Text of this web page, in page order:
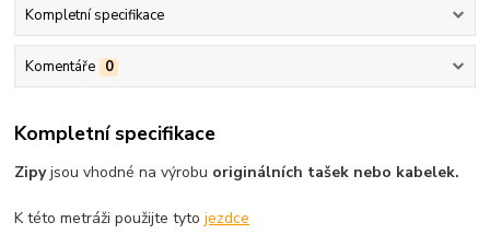
Kompletní specifikace
Komentáře 0
Kompletní specifikace
Zipyjsou vhodné na výrobu originálních tašek nebo kabelek.
K této metráži použijte tytojezdce